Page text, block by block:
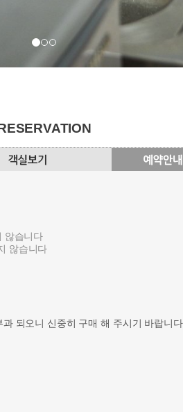
않습니다
않습니다
되오니 신중히 구매 해 주시기 바랍니다.